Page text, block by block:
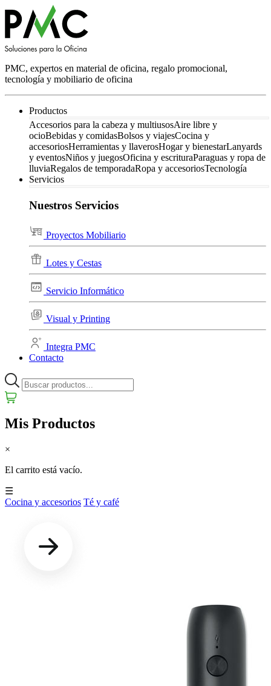
PMC, expertos en material de oficina, regalo promocional,
tecnología y mobiliario de oficina
Productos
Accesorios para la cabeza y multiusosAire libre y
ocioBebidas y comidasBolsos y viajesCocina y
accesoriosHerramientas y llaverosHogar y bienestarLanyards
y eventosNiños y juegosOficina y escrituraParaguas y ropa de
lluviaRegalos de temporadaRopa y accesoriosTecnología
Servicios
Nuestros Servicios
Proyectos Mobiliario
Lotes y Cestas
Servicio Informático
Visual y Printing
Integra PMC
Contacto
Mis Productos
×
El carrito está vacío.
☰
Cocina y accesorios Té y café